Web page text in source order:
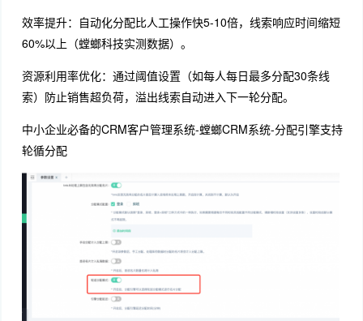
效率提升：自动化分配比人工操作快5-10倍，线索响应时间缩短
60%以上（螳螂科技实测数据）。
资源利用率优化：通过阈值设置（如每人每日最多分配30条线
索）防止销售超负荷，溢出线索自动进入下一轮分配。
中小企业必备的CRM客户管理系统-螳螂CRM系统-分配引擎支持
轮循分配